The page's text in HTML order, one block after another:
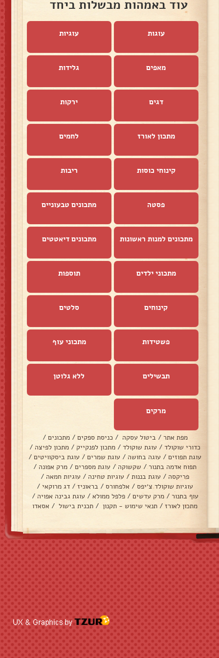
עוד באמהות מבשלות ביחד
עוגות עוגיות
מאפים גלידות
דגים ירקות
מתכון לאורז לחמים
קינוחי כוסות ריבות
פסטה מתכונים טבעוניים
מתכונים למנות ראשונות מתכונים דיאטטים
מתכוני ילדים תוספות
קינוחים סלטים
פשטידות מתכוני עוף
תבשילים ללא גלוטן
מרקים
מפת אתר / ביטול עסקה / כניסת ספקים / מתכונים /
כדורי שוקולד / עוגת שוקולד / מתכון לפנקייק / מתכון לפיצה /
עוגת תפוזים / עוגה בחושה / עוגת שמרים / עוגת ביסקוויטים /
תפוח אדמה בתנור/ שקשוקה / עוגת מספרים / מרק אפונה /
פריקסה / עוגת בננות / עוגיות טחינה / עוגיות חמאה /
עוגיות שוקולד צ׳יפס / אלפחורס / בראוניז / דג מרוקאי /
עוף בתנור / מרק עדשים / פלפל ממולא / עוגת גבינה אפויה /
מתכון לאורז / תנאי שימוש - תקנון / תכנית בישול / אסאדו